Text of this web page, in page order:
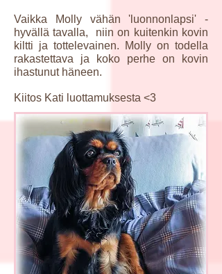
Vaikka Molly vähän 'luonnonlapsi' -
hyvällä tavalla, niin on kuitenkin kovin
kiltti ja tottelevainen. Molly on todella
rakastettava ja koko perhe on kovin
ihastunut häneen.
Kiitos Kati luottamuksesta <3